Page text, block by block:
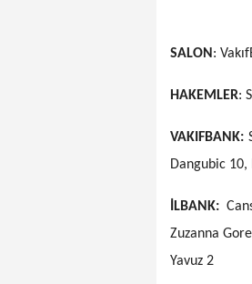
SALON :
HAKEMLER:
VAKIFBANK:
Dangubic 10,
İLBANK:
Zuzanna
Yavuz 2